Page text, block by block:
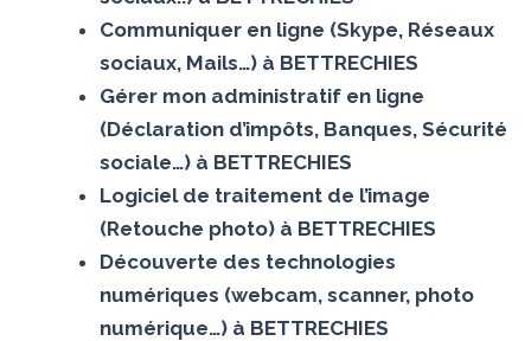
Communiquer en ligne (Skype, Réseaux
sociaux, Mails…) à BETTRECHIES
Gérer mon administratif en ligne
(Déclaration d’impôts, Banques, Sécurité
sociale…) à BETTRECHIES
Logiciel de traitement de l’image
(Retouche photo) à BETTRECHIES
Découverte des technologies
numériques (webcam, scanner, photo
numérique…) à BETTRECHIES